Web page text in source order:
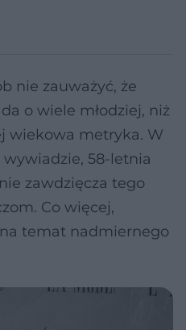
nie zauważyć, że
o wiele młodziej, niż
wiekowa metryka. W
58-letnia
zawdzięcza tego
Co więcej,
temat nadmiernego